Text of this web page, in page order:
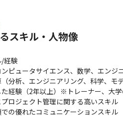
スキル・人物像
経験
ンピュータサイエンス、数学、エン
（分析、エンジニアリング、科学、
た経験（2年以上）※トレーナー、大
プロジェクト管理に関する高いスキル
での優れたコミュニケーションスキル